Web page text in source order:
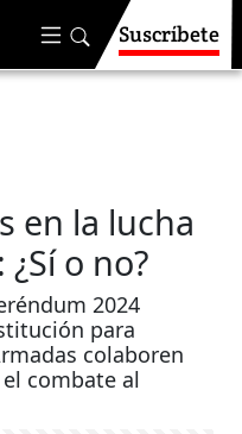
Suscríbete
en la lucha
o no?
2024
para
colaboren
combate al